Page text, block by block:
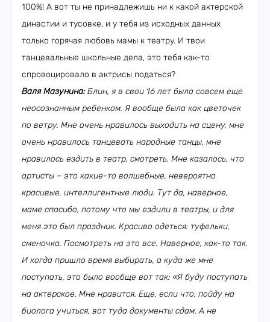
100%! А вот ты не принадлежишь ни к какой актерской
династии и тусовке, и у тебя из исходных данных
только горячая любовь мамы к театру. И твои
танцевальные школьные дела, это тебя как-то
спровоцировало в актрисы податься?
Валя Мазунина:Блин, я в свои 16 лет была совсем еще
неосознанным ребенком. Я вообще была как цветочек
по ветру. Мне очень нравилось выходить на сцену, мне
очень нравилось танцевать народные танцы, мне
нравилось ездить в театр, смотреть. Мне казалось, что
артисты – это какие-то волшебные, невероятно
красивые, интеллигентные люди. Тут да, наверное,
маме спасибо, потому что мы ездили в театры, и для
меня это был праздник. Красиво одеться: туфельки,
сменочка. Посмотреть на это все. Наверное, как-то так.
И когда пришло время выбирать, а куда же мне
поступать, это было вообще вот так: «Я буду поступать
на актерское. Мне нравится. Еще, если что, пойду на
биолога учиться, вот туда документы сдам. А не